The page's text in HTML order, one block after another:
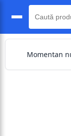
Momentan